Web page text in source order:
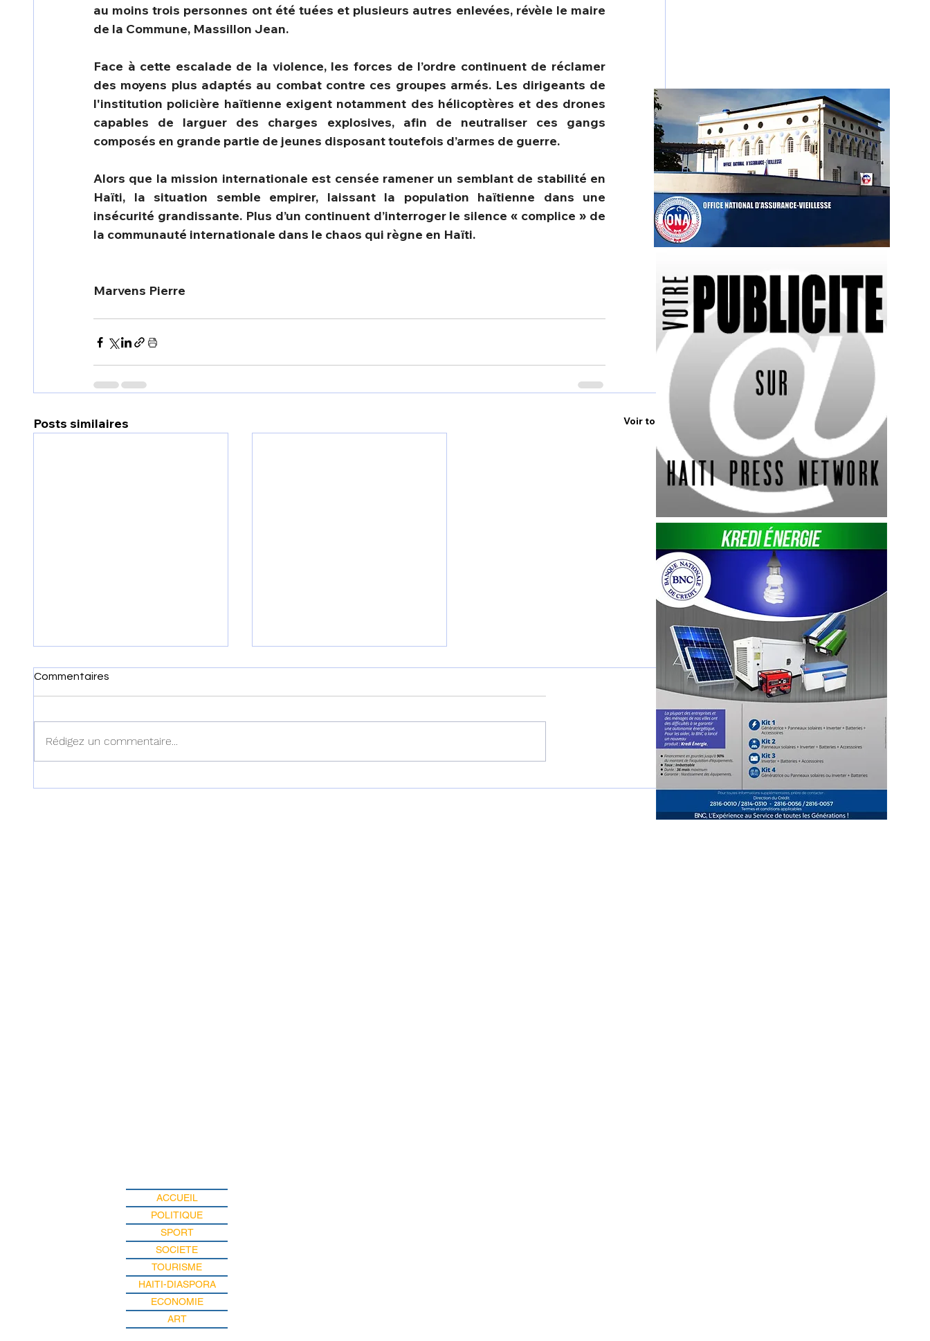
au moins trois personnes ont été tuées et plusieurs autres enlevées, révèle le maire
de la Commune, Massillon Jean.
Face à cette escalade de la violence, les forces de l’ordre continuent de réclamer
des moyens plus adaptés au combat contre ces groupes armés. Les dirigeants de
l'institution policière haïtienne exigent notamment des hélicoptères et des drones
capables de larguer des charges explosives, afin de neutraliser ces gangs
composés en grande partie de jeunes disposant toutefois d’armes de guerre.
Alors que la mission internationale est censée ramener un semblant de stabilité en
Haïti, la situation semble empirer, laissant la population haïtienne dans une
insécurité grandissante. Plus d’un continuent d’interroger le silence « complice » de
la communauté internationale dans le chaos qui règne en Haïti.
Marvens Pierre
Posts similaires Voir tout
des mesures pour une
examens officiels enlevés
Commentaires
Rédigez un commentaire...
ACCUEIL
POLITIQUE
SPORT
SOCIETE
TOURISME
HAITI-DIASPORA
ECONOMIE
ART